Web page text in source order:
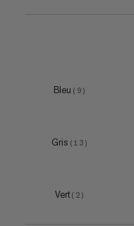
Bleu ( 9 )
Gris ( 13 )
Vert ( 2 )